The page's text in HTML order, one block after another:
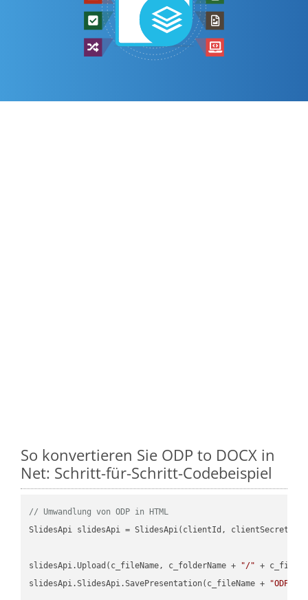
So konvertieren Sie ODP to DOCX in
Net: Schritt-für-Schritt-Codebeispiel
// Umwandlung von ODP in HTML
SlidesApi slidesApi = SlidesApi(clientId, clientSecret);
slidesApi.Upload(c_fileName, c_folderName + "/" +
slidesApi.SlidesApi.SavePresentation(c_fileName +
"ODP"